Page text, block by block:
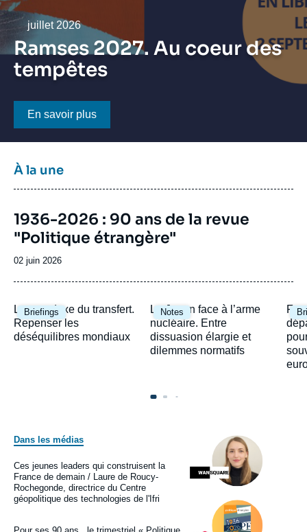
Nous soutenir
Date
juillet 2026
Ramses 2027. Au coeur des
tempêtes
Bouton CTA
En savoir plus
Titre
bloc
la
une
À la une
Image
de
couverture
la
1936-2026 : 90 ans de la revue
"Politique étrangère"
Date
02 juin 2026
Briefings
Image
principale
Le paradoxe du transfert.
Repenser les
déséquilibres mondiaux
Notes
Image
principale
Le Japon face à l’arme
nucléaire. Entre
dissuasion élargie et
dilemmes normatifs
Dans les médias
Logo
Image
principale
médiatique
Ces jeunes leaders qui construisent la
France de demain / Laure de Roucy-
Rochegonde, directrice du Centre
géopolitique des technologies de l'Ifri
Image
principale
médiatique